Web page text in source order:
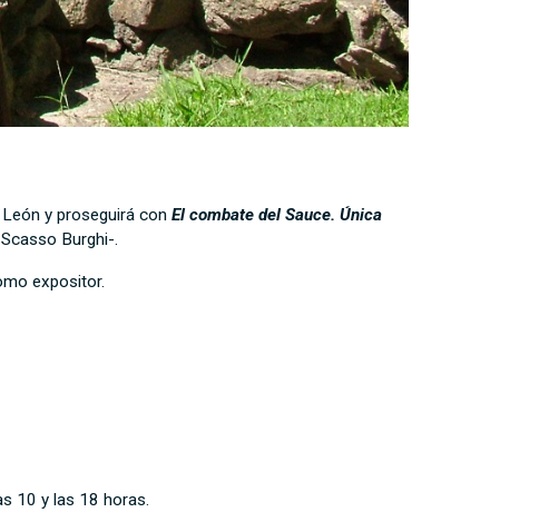
y proseguirá con El combate del Sauce. Única
Burghi-.
expositor.
10 y las 18 horas.